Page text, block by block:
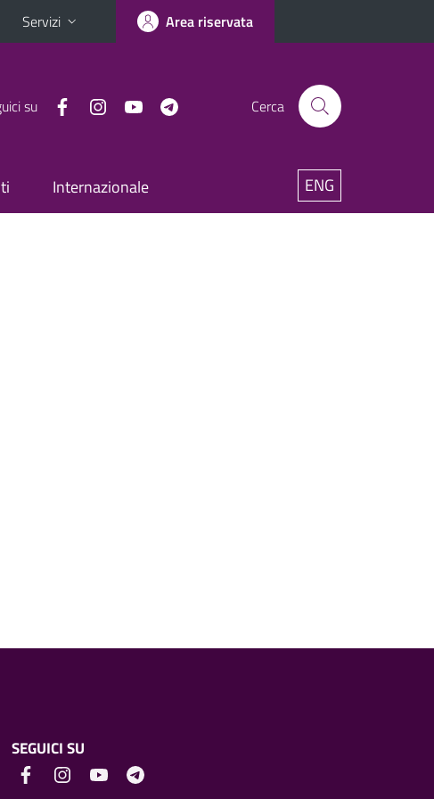
Servizi Area riservata
su Cerca
Internazionale ENG
SEGUICI SU